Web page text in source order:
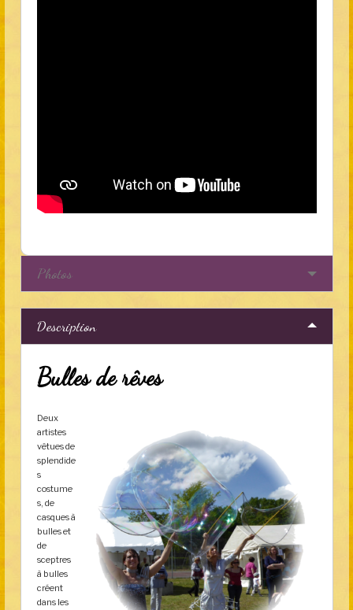
Photos
Description
Bulles de rêves
Deux
artistes
vêtues de
splendide
s
costume
s, de
casques à
bulles et
de
sceptres
à bulles
créent
dans les